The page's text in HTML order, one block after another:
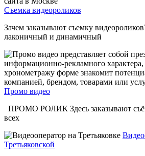
Съемка видеороликов
Зачем заказывают съемку
лаконичный и динамичный
Промо видео
ПРОМО РОЛИК Здесь заказывают
всех
Третьяковской